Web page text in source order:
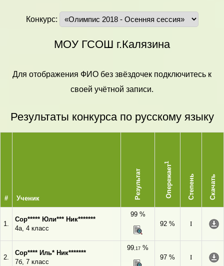
Конкурс:
МОУ ГСОШ г.Калязина
Для отображения ФИО без звёздочек подключитесь к
своей учётной записи.
Результаты конкурса по русскому языку
# Ученик Результат Опережает
1
Степень Скачать
1.
Сор***** Юли*** Ник*******
4а, 4 класс
99 %
92 %
I
2.
Сор**** Иль* Ник*******
7б, 7 класс
99,17 %
97 %
I